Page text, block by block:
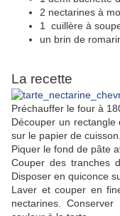
2 nectarines à
1 cuillère à
un brin de
La recette
Préchauffer le four à
Découper un
sur le papier de cuisson.
Piquer le fond de pâte
Couper des tranches
Disposer en quiconce
Laver et couper en
nectarines.